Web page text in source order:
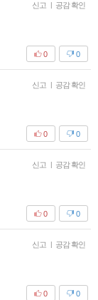
신고 | 공감 확인
0
0
신고 | 공감 확인
0
0
신고 | 공감 확인
0
0
신고 | 공감 확인
0
0